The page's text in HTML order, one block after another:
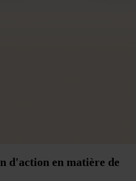
d'action en matière de